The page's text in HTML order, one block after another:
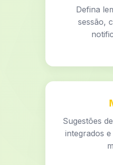
Defina
sessão,
Sugestões
integrados